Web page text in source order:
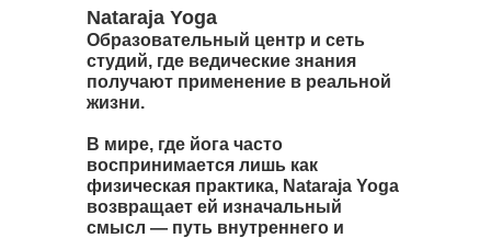
Nataraja Yoga
Образовательный центр и сеть
студий, где ведические знания
получают применение в реальной
жизни.
В мире, где йога часто
воспринимается лишь как
физическая практика, Nataraja Yoga
возвращает ей изначальный
смысл — путь внутреннего и